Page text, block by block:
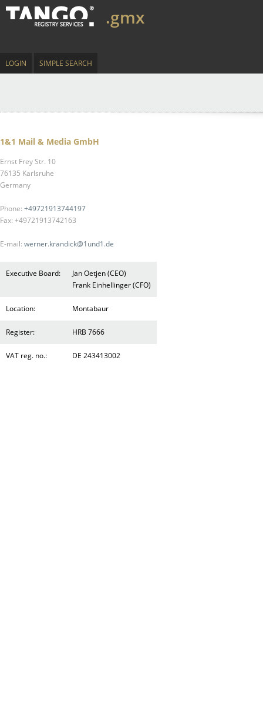
.gmx
LOGIN SIMPLE SEARCH
1&1 Mail & Media GmbH
Ernst Frey Str. 10
76135 Karlsruhe
Germany
Phone: +49721913744197
Fax: +49721913742163
E-mail: werner.krandick@1und1.de
Executive Board:
Jan Oetjen (CEO)
Frank Einhellinger (CFO)
Location: Montabaur
Register: HRB 7666
VAT reg. no.: DE 243413002